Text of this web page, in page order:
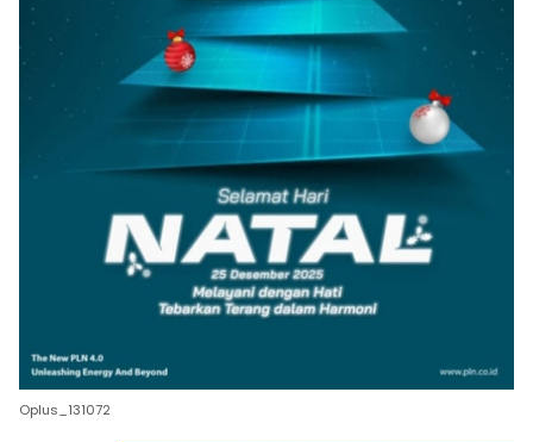
Oplus_131072